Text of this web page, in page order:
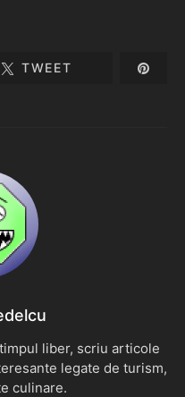
TWEET
liber, scriu articole
legate de turism,
culinare.